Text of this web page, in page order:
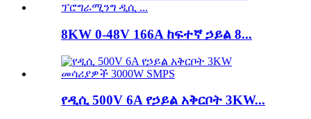
8KW 0-48V 166A ከፍተኛ ኃይል 8...
የዲሲ 500V 6A የኃይል አቅርቦት 3KW...